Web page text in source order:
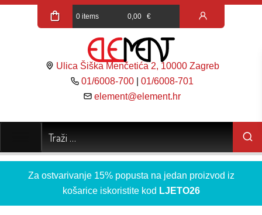
0 items 0,00 €
Ulica Šiška Menčetića 2, 10000 Zagreb
01/6008-700 |01/6008-701
element@element.hr
Za ostvarivanje 15% popusta na jedan proizvod iz
košarice iskoristite kod LJETO26